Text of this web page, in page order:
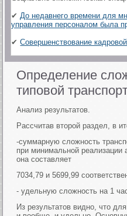
✔До недавнего времени для
управления персоналом была
✔Совершенствование
Определение
типовой
Анализ результатов.
Рассчитав второй раздел, в
-суммарную сложность
при минимальной
она составляет
7034,79 и 5699,99
- удельную сложность на 1
Из результатов видно, что